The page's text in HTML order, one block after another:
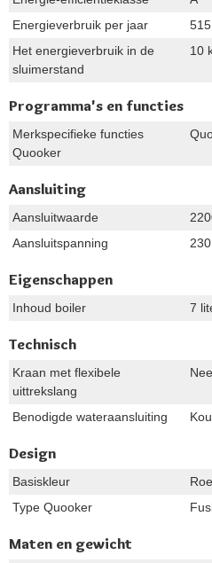
Energieverbruik per jaar
Het energieverbruik in de
sluimerstand
10
Programma's en functies
Merkspecifieke functies
Quooker
Aansluiting
Aansluitwaarde
Aansluitspanning
Eigenschappen
Inhoud boiler 7
Technisch
Kraan met flexibele
uittrekslang
Nee
Benodigde wateraansluiting
Design
Basiskleur
Type Quooker
Maten en gewicht